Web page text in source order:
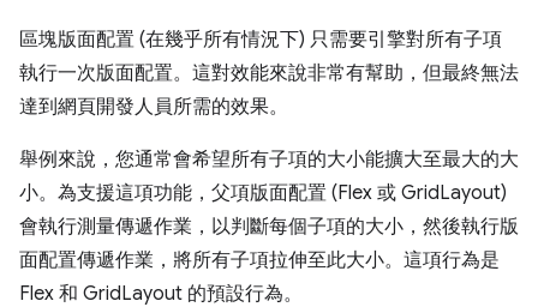
區塊版面配置 (在幾乎所有情況下) 只需要引擎對所有子項
執行一次版面配置。這對效能來說非常有幫助，但最終無法
達到網頁開發人員所需的效果。
舉例來說，您通常會希望所有子項的大小能擴大至最大的大
小。為支援這項功能，父項版面配置 (Flex 或 GridLayout)
會執行測量傳遞作業，以判斷每個子項的大小，然後執行版
面配置傳遞作業，將所有子項拉伸至此大小。這項行為是
Flex 和 GridLayout 的預設行為。